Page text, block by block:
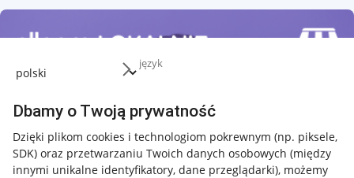
język
Dbamy o Twoją prywatność
Dzięki plikom cookies i technologiom pokrewnym (np. piksele,
SDK) oraz przetwarzaniu Twoich danych osobowych (między
innymi unikalne identyfikatory, dane przeglądarki), możemy